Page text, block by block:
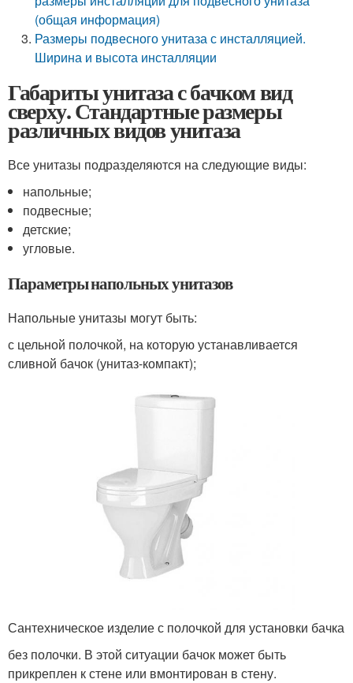
(общая информация)
Размеры подвесного унитаза с инсталляцией.
Ширина и высота инсталляции
Габариты унитаза с бачком вид
сверху. Стандартные размеры
различных видов унитаза
Все унитазы подразделяются на следующие виды:
напольные;
подвесные;
детские;
угловые.
Параметры напольных унитазов
Напольные унитазы могут быть:
с цельной полочкой, на которую устанавливается
сливной бачок (унитаз-компакт);
Сантехническое изделие с полочкой для установки бачка
без полочки. В этой ситуации бачок может быть
прикреплен к стене или вмонтирован в стену.